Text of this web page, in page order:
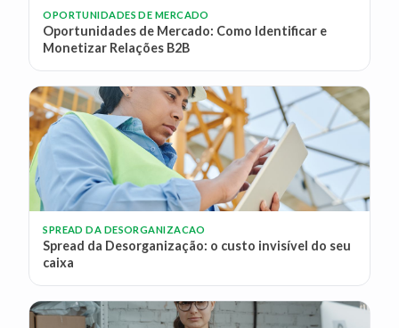
OPORTUNIDADES DE MERCADO
Oportunidades de Mercado: Como Identificar e
Monetizar Relações B2B
SPREAD DA DESORGANIZACAO
Spread da Desorganização: o custo invisível do seu
caixa